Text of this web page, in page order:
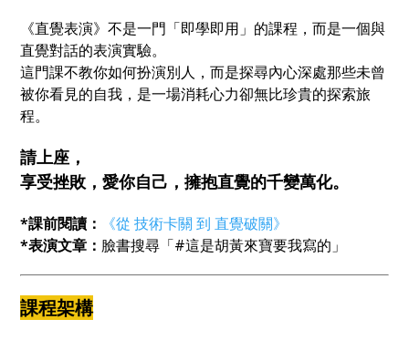
《直覺表演》不是一門「即學即用」的課程，而是一個與
直覺對話的表演實驗。
這門課不教你如何扮演別人，而是探尋內心深處那些未曾
被你看見的自我，是一場消耗心力卻無比珍貴的探索旅
程。
請上座，
享受挫敗，愛你自己，擁抱直覺的千變萬化。
*課前閱讀：
《從 技術卡關 到 直覺破關》
*表演文章： 臉書搜尋「#這是胡黃來寶要我寫的」
課程架構